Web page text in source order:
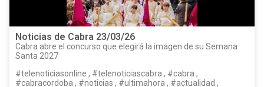
Noticias de Cabra 23/03/26
Cabra abre el concurso que elegirá la imagen de su Semana
Santa 2027
#telenoticiasonline , #telenoticiascabra , #cabra ,
#cabracordoba , #noticias , #ultimahora , #actualidad ,